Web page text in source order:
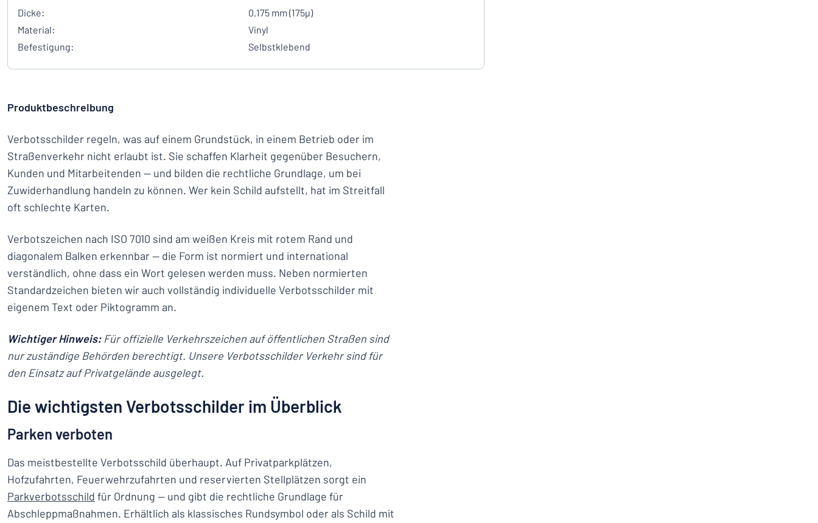
Dicke:
0,175 mm (175µ)
Material:
Vinyl
Befestigung:
Selbstklebend
Produktbeschreibung
Verbotsschilder regeln, was auf einem Grundstück, in einem Betrieb oder im
Straßenverkehr nicht erlaubt ist. Sie schaffen Klarheit gegenüber Besuchern,
Kunden und Mitarbeitenden — und bilden die rechtliche Grundlage, um bei
Zuwiderhandlung handeln zu können. Wer kein Schild aufstellt, hat im Streitfall
oft schlechte Karten.
Verbotszeichen nach ISO 7010 sind am weißen Kreis mit rotem Rand und
diagonalem Balken erkennbar — die Form ist normiert und international
verständlich, ohne dass ein Wort gelesen werden muss. Neben normierten
Standardzeichen bieten wir auch vollständig individuelle Verbotsschilder mit
eigenem Text oder Piktogramm an.
Wichtiger Hinweis:Für offizielle Verkehrszeichen auf öffentlichen Straßen sind
nur zuständige Behörden berechtigt. Unsere Verbotsschilder Verkehr sind für
den Einsatz auf Privatgelände ausgelegt.
Die wichtigsten Verbotsschilder im Überblick
Parken verboten
Das meistbestellte Verbotsschild überhaupt. Auf Privatparkplätzen,
Hofzufahrten, Feuerwehrzufahrten und reservierten Stellplätzen sorgt ein
Parkverbotsschild für Ordnung — und gibt die rechtliche Grundlage für
Abschleppmaßnahmen. Erhältlich als klassisches Rundsymbol oder als Schild mit